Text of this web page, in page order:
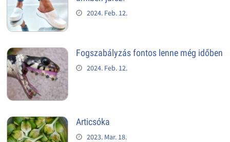
2024. Feb. 12.
Fogszabályzás fontos lenne még időben
2024. Feb. 12.
Articsóka
2023. Mar. 18.